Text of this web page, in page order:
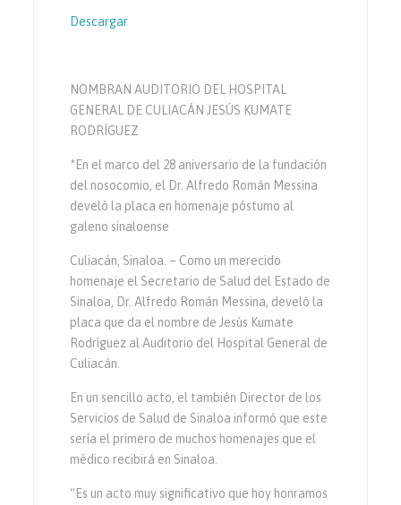
Descargar
NOMBRAN AUDITORIO DEL HOSPITAL
GENERAL DE CULIACÁN JESÚS KUMATE
RODRÍGUEZ
*En el marco del 28 aniversario de la fundación
del nosocomio, el Dr. Alfredo Román Messina
develó la placa en homenaje póstumo al
galeno sinaloense
Culiacán, Sinaloa. – Como un merecido
homenaje el Secretario de Salud del Estado de
Sinaloa, Dr. Alfredo Román Messina, develó la
placa que da el nombre de Jesús Kumate
Rodríguez al Auditorio del Hospital General de
Culiacán.
En un sencillo acto, el también Director de los
Servicios de Salud de Sinaloa informó que este
sería el primero de muchos homenajes que el
médico recibirá en Sinaloa.
“Es un acto muy significativo que hoy honramos